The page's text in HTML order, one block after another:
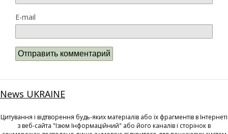
E-mail
News UKRAINE
Цитування і відтворення будь-яких матеріалів або їх фрагментів в Інтернеті
з веб-сайта "Ізюм Інформаційний" або його каналів і сторінок в